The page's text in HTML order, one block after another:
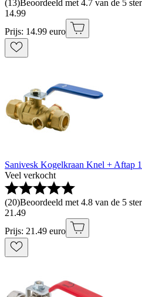
(13)Beoordeeld met 4.7 van de 5
14.99
Prijs: 14.99 euro
Sanivesk Kogelkraan Knel + Aftap
Veel verkocht
(20)Beoordeeld met 4.8 van de 5
21 .49
Prijs: 21.49 euro